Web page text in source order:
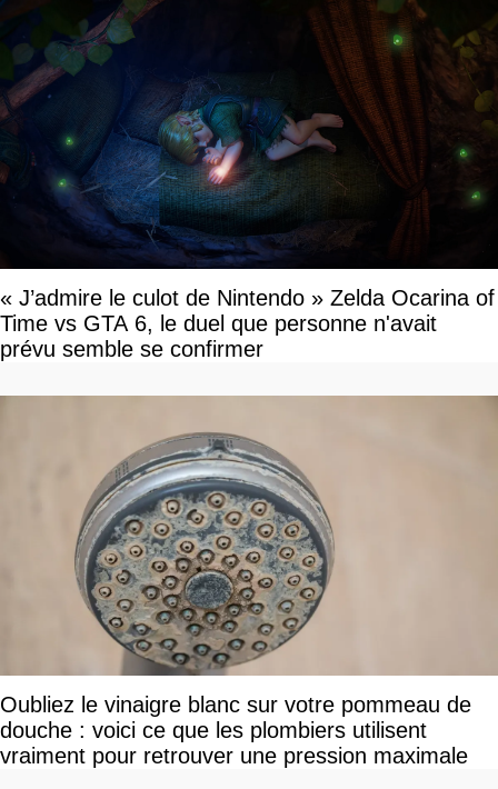
« J’admire le culot de Nintendo » Zelda Ocarina of
Time vs GTA 6, le duel que personne n'avait
prévu semble se confirmer
Oubliez le vinaigre blanc sur votre pommeau de
douche : voici ce que les plombiers utilisent
vraiment pour retrouver une pression maximale